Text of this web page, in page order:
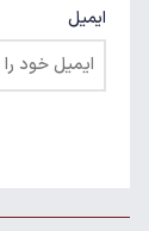
ایمیل